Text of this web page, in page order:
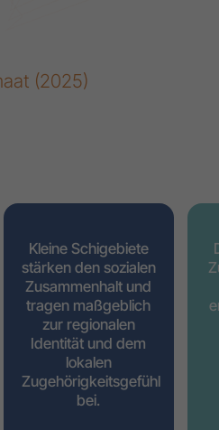
(2025)
Kleine Schigebiete
stärken den sozialen
Zusammenhalt und
tragen maßgeblich
zur regionalen
Identität und dem
lokalen
Zugehörigkeitsgefühl
bei.